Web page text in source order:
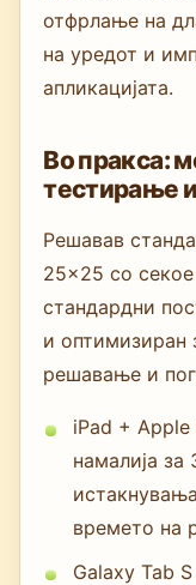
отфрлање на
на уредот и
апликацијата.
Во пракса:
тестирање
Решавав
25×25 со
стандардни
и оптимизиран
решавање и
iPad +
намалија
времето на
Galaxy Tab